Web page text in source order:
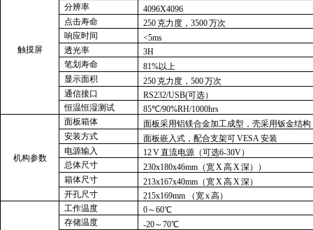
触摸屏
分辨率
4096X4096
点击寿命
250克力度，3500万次
响应时间
<5ms
透光率
3H
笔划寿命
81%以上
显示面积
250克力度，500万次
通信接口
RS232/USB(可选）
恒温恒湿测试
85℃/90%RH/1000hrs
机构参数
面板箱体
面板采用铝镁合金加工成型，壳采用钣金结构
安装方式
面板嵌入式，配合支架可VESA 安装
电源输入
12V直流电源（可选6-30V）
总体尺寸
230x180x46mm （宽X 高X 深））
箱体尺寸
213x167x40mm （宽X 高X 深）
开孔尺寸
215x169mm （宽x高）
工作温度 0～60℃
存储温度
-20～70℃